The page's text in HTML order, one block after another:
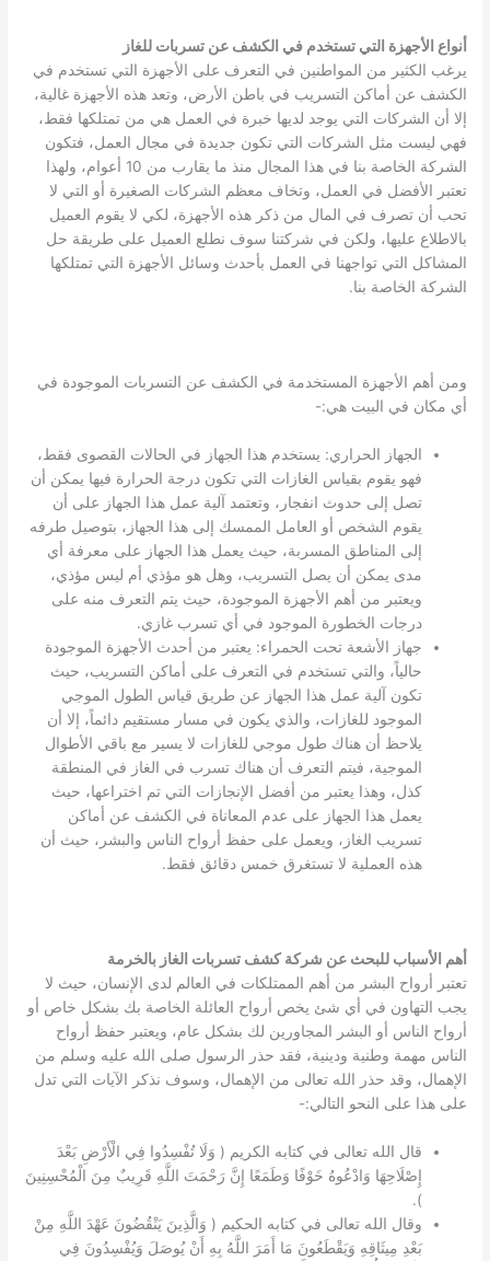
أنواع الأجهزة التي تستخدم في الكشف عن تسربات للغاز
يرغب الكثير من المواطنين في التعرف على الأجهزة التي تستخدم في
الكشف عن أماكن التسريب في باطن الأرض، وتعد هذه الأجهزة غالية،
إلا أن الشركات التي يوجد لديها خبرة في العمل هي من تمتلكها فقط،
فهي ليست مثل الشركات التي تكون جديدة في مجال العمل، فتكون
الشركة الخاصة بنا في هذا المجال منذ ما يقارب من 10 أعوام، ولهذا
تعتبر الأفضل في العمل، وتخاف معظم الشركات الصغيرة أو التي لا
تحب أن تصرف في المال من ذكر هذه الأجهزة، لكي لا يقوم العميل
بالاطلاع عليها، ولكن في شركتنا سوف نطلع العميل على طريقة حل
المشاكل التي تواجهنا في العمل بأحدث وسائل الأجهزة التي تمتلكها
الشركة الخاصة بنا.
ومن أهم الأجهزة المستخدمة في الكشف عن التسربات الموجودة في
أي مكان في البيت هي:-
الجهاز الحراري: يستخدم هذا الجهاز في الحالات القصوى فقط،
فهو يقوم بقياس الغازات التي تكون درجة الحرارة فيها يمكن أن
تصل إلى حدوث انفجار، وتعتمد آلية عمل هذا الجهاز على أن
يقوم الشخص أو العامل الممسك إلى هذا الجهاز، بتوصيل طرفه
إلى المناطق المسربة، حيث يعمل هذا الجهاز على معرفة أي
مدى يمكن أن يصل التسريب، وهل هو مؤذي أم ليس مؤذي،
ويعتبر من أهم الأجهزة الموجودة، حيث يتم التعرف منه على
درجات الخطورة الموجود في أي تسرب غازي.
جهاز الأشعة تحت الحمراء: يعتبر من أحدث الأجهزة الموجودة
حالياً، والتي تستخدم في التعرف على أماكن التسريب، حيث
تكون آلية عمل هذا الجهاز عن طريق قياس الطول الموجي
الموجود للغازات، والذي يكون في مسار مستقيم دائماً، إلا أن
يلاحظ أن هناك طول موجي للغازات لا يسير مع باقي الأطوال
الموجية، فيتم التعرف أن هناك تسرب في الغاز في المنطقة
كذل، وهذا يعتبر من أفضل الإنجازات التي تم اختراعها، حيث
يعمل هذا الجهاز على عدم المعاناة في الكشف عن أماكن
تسريب الغاز، ويعمل على حفظ أرواح الناس والبشر، حيث أن
هذه العملية لا تستغرق خمس دقائق فقط.
أهم الأسباب للبحث عن شركة كشف تسربات الغاز بالخرمة
تعتبر أرواح البشر من أهم الممتلكات في العالم لدى الإنسان، حيث لا
يجب التهاون في أي شئ يخص أرواح العائلة الخاصة بك بشكل خاص أو
أرواح الناس أو البشر المجاورين لك بشكل عام، ويعتبر حفظ أرواح
الناس مهمة وطنية ودينية، فقد حذر الرسول صلى الله عليه وسلم من
الإهمال، وقد حذر الله تعالى من الإهمال، وسوف نذكر الآيات التي تدل
على هذا على النحو التالي:-
قال الله تعالى في كتابه الكريم ( وَلَا تُفْسِدُوا فِي الْأَرْضِ بَعْدَ
إِصْلَاحِهَا وَادْعُوهُ خَوْفًا وَطَمَعًا إِنَّ رَحْمَتَ اللَّهِ قَرِيبٌ مِنَ الْمُحْسِنِينَ
).
وقال الله تعالى في كتابه الحكيم ( وَالَّذِينَ يَنْقُضُونَ عَهْدَ اللَّهِ مِنْ
بَعْدِ مِيثَاقِهِ وَيَقْطَعُونَ مَا أَمَرَ اللَّهُ بِهِ أَنْ يُوصَلَ وَيُفْسِدُونَ فِي